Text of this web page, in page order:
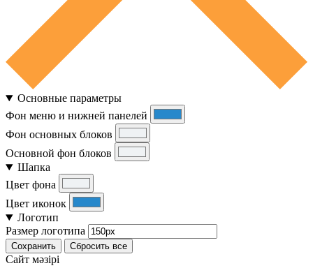
Основные параметры
Фон меню и нижней панелей
Фон основных блоков
Основной фон блоков
Шапка
Цвет фона
Цвет иконок
Логотип
Размер логотипа
Сохранить Сбросить все
Cайт мәзірі